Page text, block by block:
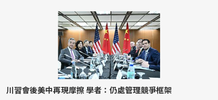
川習會後美中再現摩擦 學者：仍處管理競爭框架